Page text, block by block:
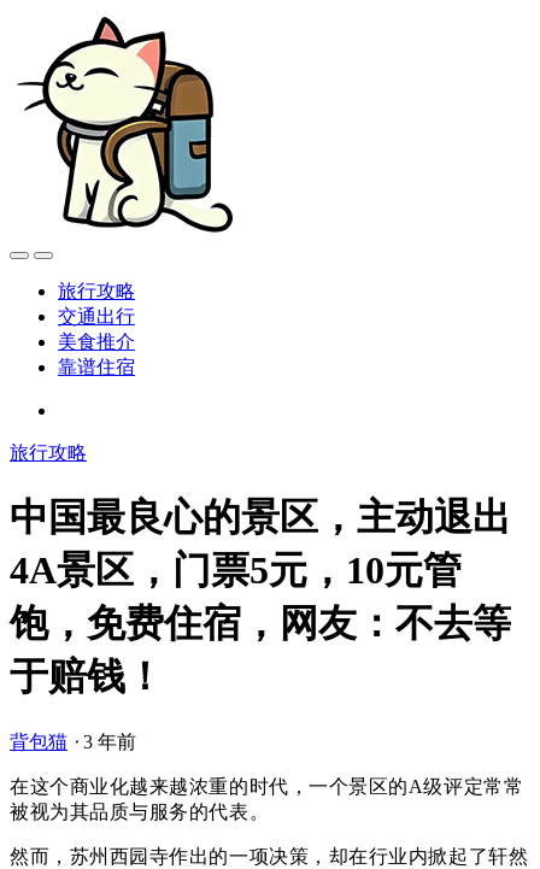
旅行攻略
交通出行
美食推介
靠谱住宿
旅行攻略
中国最良心的景区，主动退出
4A景区，门票5元，10元管
饱，免费住宿，网友：不去等
于赔钱！
背包猫 ⋅ 3 年前
在这个商业化越来越浓重的时代，一个景区的A级评定常常
被视为其品质与服务的代表。
然而，苏州西园寺作出的一项决策，却在行业内掀起了轩然